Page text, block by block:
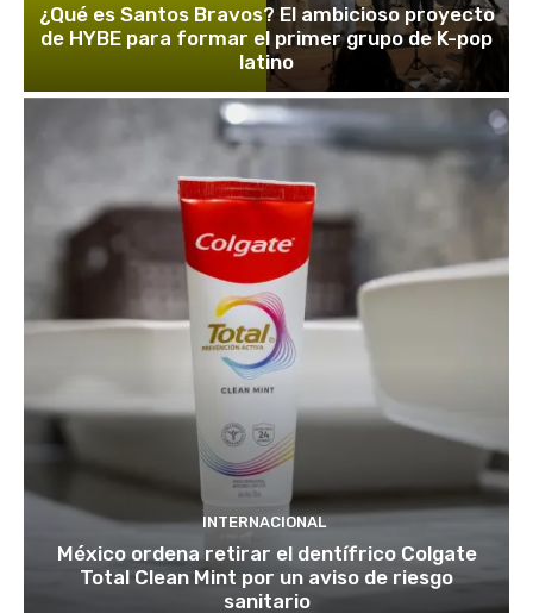
¿Qué es Santos Bravos? El ambicioso proyecto
de HYBE para formar el primer grupo de K-pop
latino
INTERNACIONAL
México ordena retirar el dentífrico Colgate
Total Clean Mint por un aviso de riesgo
sanitario